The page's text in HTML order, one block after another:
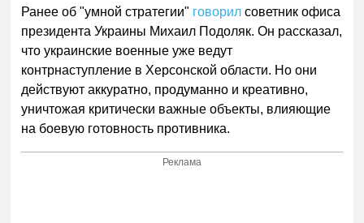
Ранее об "умной стратегии" говорил советник офиса
президента Украины Михаил Подоляк. Он рассказал,
что украинские военные уже ведут
контрнаступление в Херсонской области. Но они
действуют аккуратно, продуманно и креативно,
уничтожая критически важные объекты, влияющие
на боевую готовность противника.
Реклама